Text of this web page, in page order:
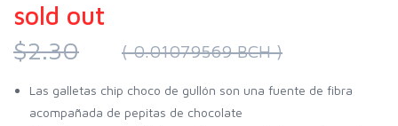
sold out
$2.30
( 0.01079569 BCH )
Las galletas chip choco de gullón son una fuente de fibra
acompañada de pepitas de chocolate